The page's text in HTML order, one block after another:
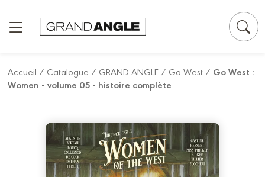
Accueil / Catalogue / GRAND ANGLE / Go West / Go West :
Women - volume 05 - histoire complète